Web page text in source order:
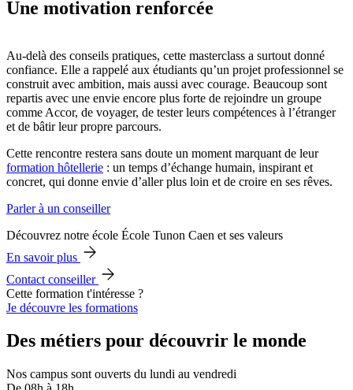
Une motivation renforcée
Au-delà des conseils pratiques, cette masterclass a surtout donné
confiance. Elle a rappelé aux étudiants qu’un projet professionnel se
construit avec ambition, mais aussi avec courage. Beaucoup sont
repartis avec une envie encore plus forte de rejoindre un groupe
comme Accor, de voyager, de tester leurs compétences à l’étranger
et de bâtir leur propre parcours.
Cette rencontre restera sans doute un moment marquant de leur
formation hôtellerie : un temps d’échange humain, inspirant et
concret, qui donne envie d’aller plus loin et de croire en ses rêves.
Parler à un conseiller
Découvrez notre école École Tunon Caen et ses valeurs
En savoir plus
Contact conseiller
Cette formation t'intéresse ?
Je découvre les formations
Des métiers pour découvrir le monde
Nos campus sont ouverts du lundi au vendredi